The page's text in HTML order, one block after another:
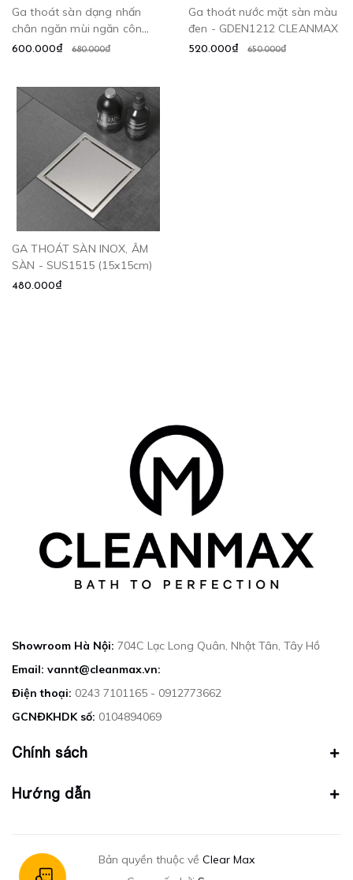
Ga thoát sàn dạng nhấn
chân ngăn mùi ngăn côn
trùng - GDN10 CLEANMAX
600.000₫ 680.000₫
Ga thoát nước mặt sàn màu
đen - GDEN1212 CLEANMAX
520.000₫ 650.000₫
GA THOÁT SÀN INOX, ÂM
SÀN - SUS1515 (15x15cm)
480.000₫
Showroom Hà Nội: 704C Lạc Long Quân, Nhật Tân, Tây Hồ
Email: vannt@cleanmax.vn:
Điện thoại: 0243 7101165 - 0912773662
GCNĐKHDK số: 0104894069
Chính sách
Hướng dẫn
Bản quyền thuộc về Clear Max